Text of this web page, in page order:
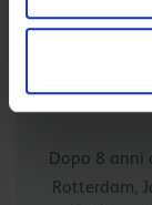
Dal
Dopo 8 anni
Rotterdam,